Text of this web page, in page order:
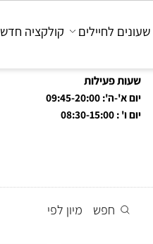
פעילות
א'-ה': 09:45-20:00
יום ו' : 08:30-15:00
לחיילים קולקציה חדשה
חפש מיון לפי